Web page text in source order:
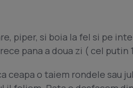
piper, si boia la fel si pe
pana a doua zi ( cel putin
ceapa o taiem rondele sau